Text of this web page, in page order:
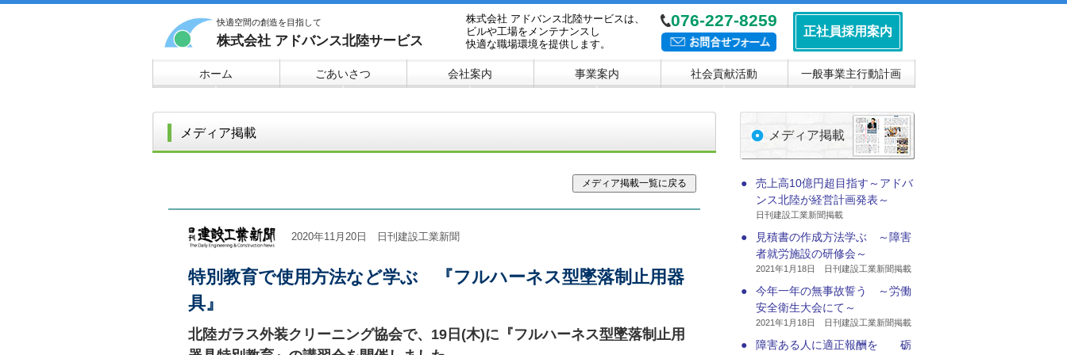
快適空間の創造を目指して
株式会社 アドバンス北陸サービス
株式会社 アドバンス北陸サービスは、
ビルや工場をメンテナンスし
快適な職場環境を提供します。
076-227-8259
正社員採用案内
ホーム
▼
ごあいさつ
▼
会社案内
▼
事業案内
▼
社会貢献活動
▼
一般事業主行動計画
▼
メディア掲載
2020年11月20日 日刊建設工業新聞
特別教育で使用方法など学ぶ 『フルハーネス型墜落制止用器
具』
北陸ガラス外装クリーニング協会で、19日(木)に『フルハーネス型墜落制止用
メディア掲載
●
売上高10億円超目指す～アドバ
ンス北陸が経営計画発表～
日刊建設工業新聞掲載
●
見積書の作成方法学ぶ ～障害
者就労施設の研修会～
2021年1月18日 日刊建設工業新聞掲載
●
今年一年の無事故誓う ～労働
安全衛生大会にて～
2021年1月18日 日刊建設工業新聞掲載
●
障害ある人に適正報酬を 砺